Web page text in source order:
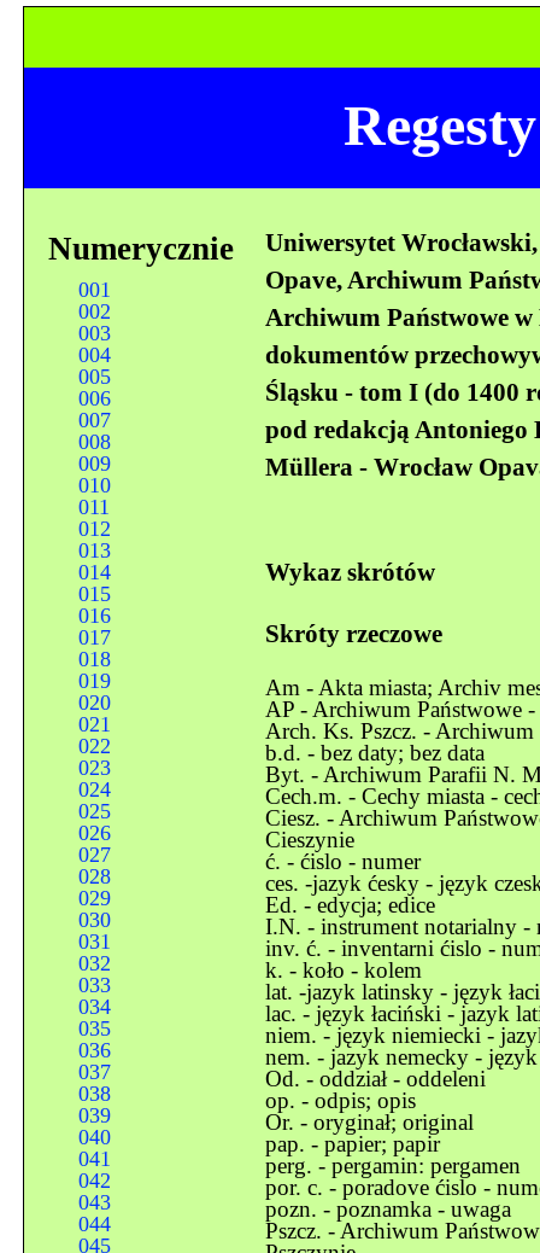
Numerycznie
001
002
003
004
005
006
007
008
009
010
011
012
013
014
015
016
017
018
019
020
021
022
023
024
025
026
027
028
029
030
031
032
033
034
035
036
037
038
039
040
041
042
043
044
045
Uniwersytet
Opave, Archiwum
Archiwum Państwowe w
dokumentów
Śląsku - tom I (do 1400
pod redakcją
Müllera - Wrocław
Wykaz skrótów
Skróty rzeczowe
Am - Akta miasta; Archiv
AP - Archiwum Państwowe
Arch. Ks. Pszcz. - Archiwum
b.d. - bez daty; bez data
Byt. - Archiwum Parafii N.
Cech.m. - Cechy miasta -
Ciesz. - Archiwum
Cieszynie
ć. - ćislo - numer
ces. -jazyk ćesky - język
Ed. - edycja; edice
I.N. - instrument notarialny -
inv. ć. - inventarni ćislo -
k. - koło - kolem
lat. -jazyk latinsky - język
lac. - język łaciński - jazyk
niem. - język niemiecki -
nem. - jazyk nemecky -
Od. - oddział - oddeleni
op. - odpis; opis
Or. - oryginał; original
pap. - papier; papir
perg. - pergamin: pergamen
por. c. - poradove ćislo -
pozn. - poznamka - uwaga
Pszcz. - Archiwum